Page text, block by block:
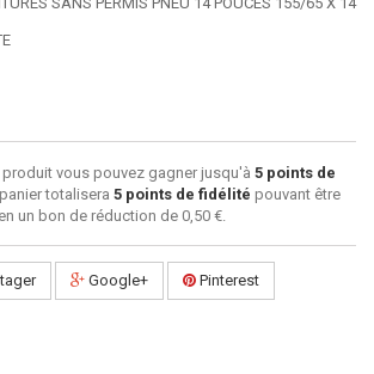
produit vous pouvez gagner jusqu'à 5 points de
totalisera 5 points de fidélité pouvant être
un bon de réduction de 0,50 €.
Google+ Pinterest